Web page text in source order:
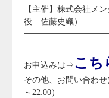
【主催】株式会社メ
役 佐藤史織）
お申込みは⇒ こち
その他、お問い合わせ
～22:00）